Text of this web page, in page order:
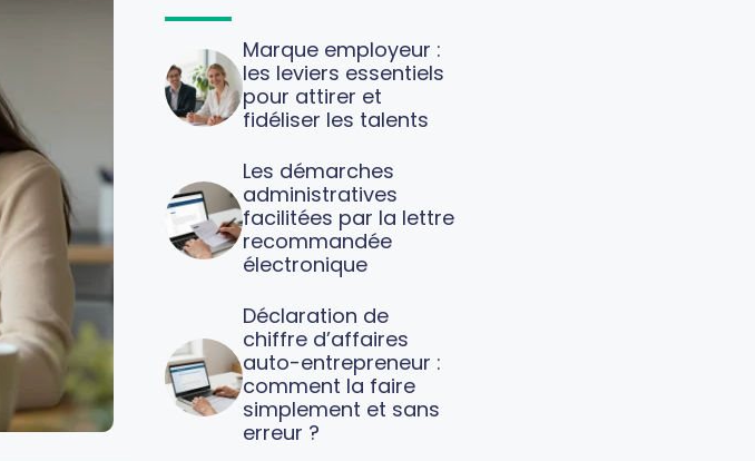
Marque employeur :
les leviers essentiels
pour attirer et
fidéliser les talents
Les démarches
administratives
facilitées par la lettre
recommandée
électronique
Déclaration de
chiffre d’affaires
auto-entrepreneur :
comment la faire
simplement et sans
erreur ?